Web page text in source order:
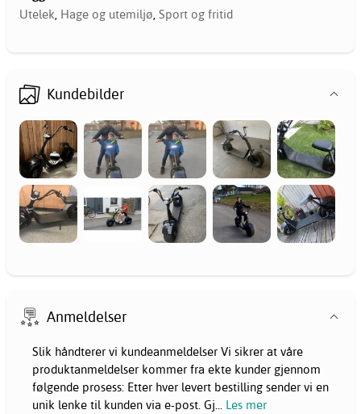
Utelek, Hage og utemiljø, Sport og fritid
Kundebilder
Anmeldelser
Slik håndterer vi kundeanmeldelser Vi sikrer at våre
produktanmeldelser kommer fra ekte kunder gjennom
følgende prosess: Etter hver levert bestilling sender vi en
unik lenke til kunden via e-post. Gj... Les mer